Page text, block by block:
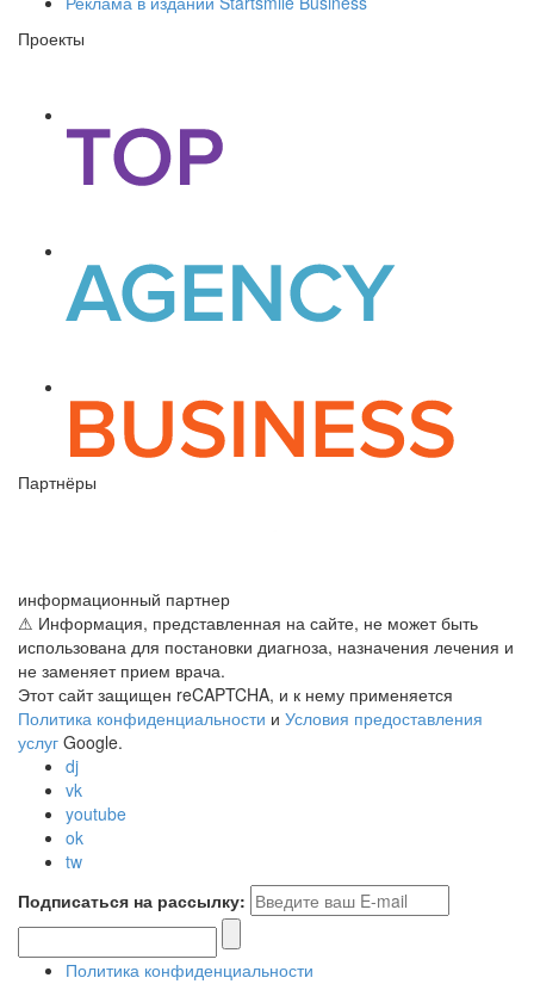
Проекты
Партнёры
информационный партнер
⚠ Информация, представленная на сайте, не может быть
использована для постановки диагноза, назначения лечения и
не заменяет прием врача.
Этот сайт защищен reCAPTCHA, и к нему применяется
Политика конфиденциальности и Условия предоставления
услуг Google.
dj
vk
youtube
ok
tw
Подписаться на рассылку:
Политика конфиденциальности